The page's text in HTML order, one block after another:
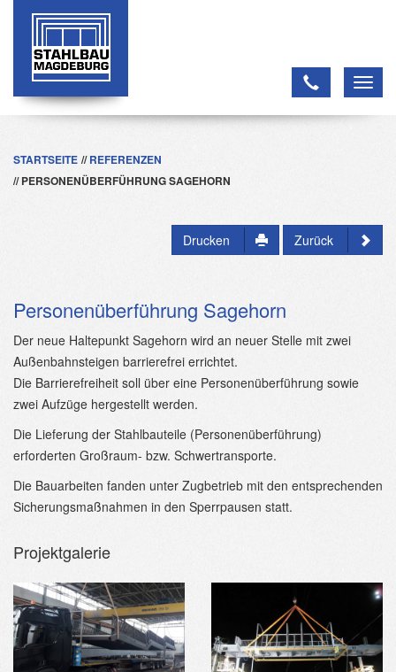
STARTSEITE
REFERENZEN
PERSONENÜBERFÜHRUNG SAGEHORN
Drucken Zurück
Personenüberführung Sagehorn
Der neue Haltepunkt Sagehorn wird an neuer Stelle mit zwei
Außenbahnsteigen barrierefrei errichtet.
Die Barrierefreiheit soll über eine Personenüberführung sowie
zwei Aufzüge hergestellt werden.
Die Lieferung der Stahlbauteile (Personenüberführung)
erforderten Großraum- bzw. Schwertransporte.
Die Bauarbeiten fanden unter Zugbetrieb mit den entsprechenden
Sicherungsmaßnahmen in den Sperrpausen statt.
Projektgalerie